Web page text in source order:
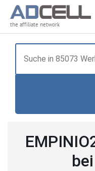
the affiliate network